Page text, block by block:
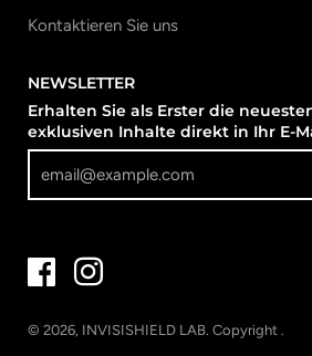
Kontaktieren Sie uns
NEWSLETTER
Erhalten Sie als Erster die
exklusiven Inhalte direkt in Ihr E-
© 2026, INVISISHIELD LAB. Copyright .